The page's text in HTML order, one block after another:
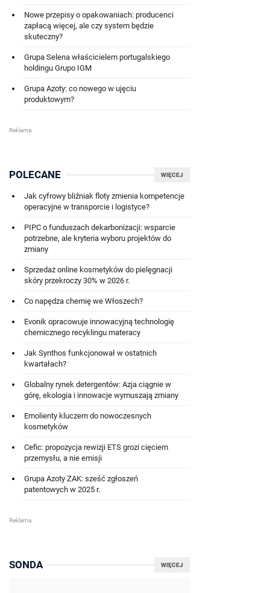
Nowe przepisy o opakowaniach: producenci
zapłacą więcej, ale czy system będzie
skuteczny?
Grupa Selena właścicielem portugalskiego
holdingu Grupo IGM
Grupa Azoty: co nowego w ujęciu
produktowym?
WIĘCEJ
POLECANE
Jak cyfrowy bliźniak floty zmienia kompetencje
operacyjne w transporcie i logistyce?
PIPC o funduszach dekarbonizacji: wsparcie
potrzebne, ale kryteria wyboru projektów do
zmiany
Sprzedaż online kosmetyków do pielęgnacji
skóry przekroczy 30% w 2026 r.
Co napędza chemię we Włoszech?
Evonik opracowuje innowacyjną technologię
chemicznego recyklingu materacy
Jak Synthos funkcjonował w ostatnich
kwartałach?
Globalny rynek detergentów: Azja ciągnie w
górę, ekologia i innowacje wymuszają zmiany
Emolienty kluczem do nowoczesnych
kosmetyków
Cefic: propozycja rewizji ETS grozi cięciem
przemysłu, a nie emisji
Grupa Azoty ZAK: sześć zgłoszeń
patentowych w 2025 r.
WIĘCEJ
SONDA